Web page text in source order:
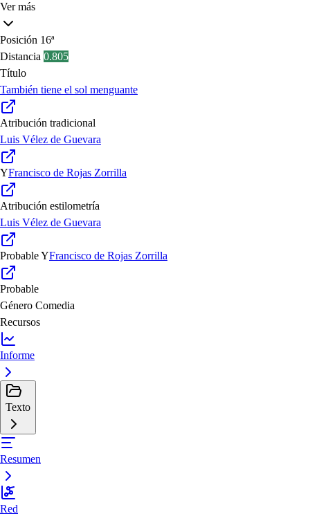
Ver más
Posición 16ª
Distancia 0.805
Título
También tiene el sol menguante
Atribución tradicional
Luis Vélez de Guevara
YFrancisco de Rojas Zorrilla
Atribución estilometría
Luis Vélez de Guevara
ProbableYFrancisco de Rojas Zorrilla
Probable
Género Comedia
Recursos
Informe
Texto
Resumen
Red